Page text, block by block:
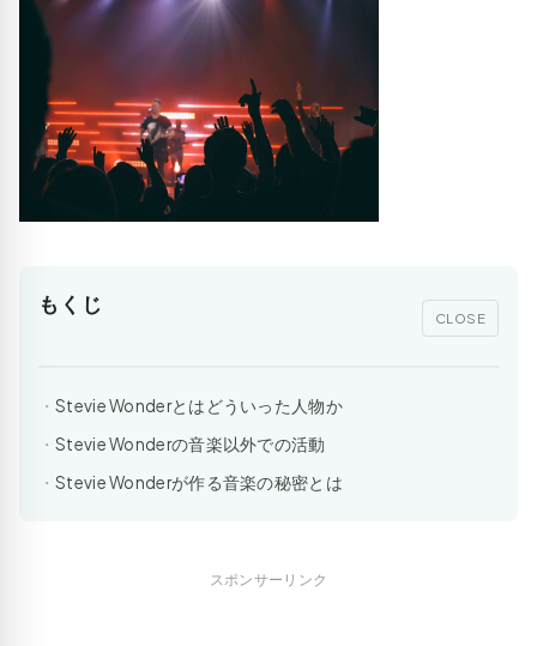
もくじ
CLOSE
Stevie Wonderとはどういった人物か
Stevie Wonderの音楽以外での活動
Stevie Wonderが作る音楽の秘密とは
スポンサーリンク